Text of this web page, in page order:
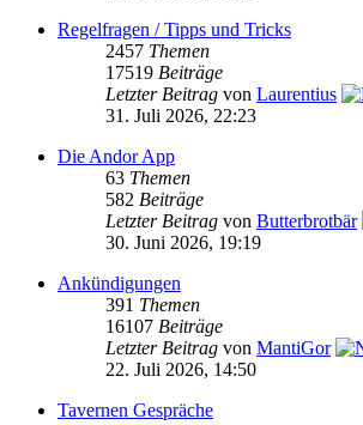
Regelfragen / Tipps und Tricks
2457 Themen
17519 Beiträge
Letzter Beitrag von Laurentius
31. Juli 2026, 22:23
Die Andor App
63 Themen
582 Beiträge
Letzter Beitrag von Butterbrotbär
30. Juni 2026, 19:19
Ankündigungen
391 Themen
16107 Beiträge
Letzter Beitrag von MantiGor
22. Juli 2026, 14:50
Tavernen Gespräche